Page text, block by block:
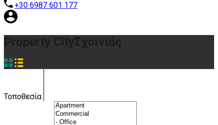
+30 6987 601 177
Τοποθεσία